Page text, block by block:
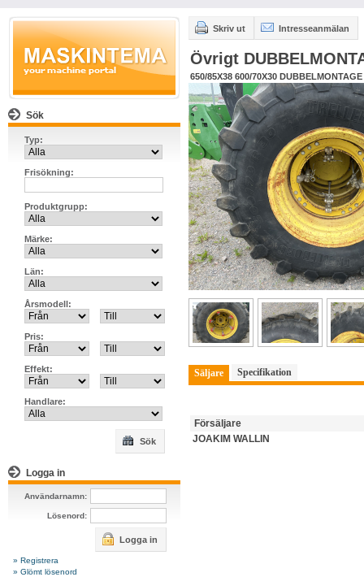
Sök
Typ:
Frisökning:
Produktgrupp:
Märke:
Län:
Årsmodell:
Pris:
Effekt:
Handlare:
Sök
Logga in
Användarnamn:
Lösenord:
Logga in
» Registrera
» Glömt lösenord
Skriv ut Intresseanmälan
Övrigt
650/85X38 600/70X30 DUBBELMONTAGE
Säljare Specifikation
Försäljare
JOAKIM WALLIN